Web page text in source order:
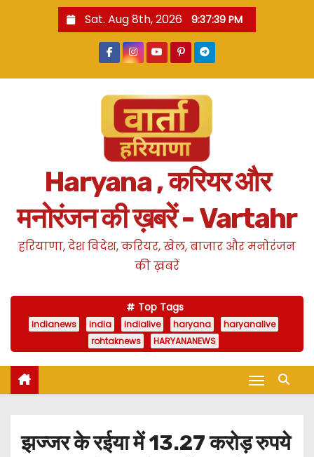
Sat. Aug 8th, 2026 9:37:40 PM
Haryana , करियर और
मनोरंजन की ख़बरें - Vartahr
हरियाणा, देश विदेश, करियर, खेल, बाजार और मनोरंजन
की ख़बरें
Top Tags
indianews india indialive haryana
haryanalive
rohtaknews
HARYANANEWS
झज्जर के रईया में 13.27 करोड़ रुपये